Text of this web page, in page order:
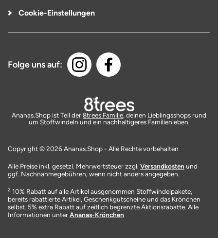
Cookie-Einstellungen
Folge uns auf:
Ananas.Shop ist Teil der8trees Familie, deinen Lieblingsshops rund
um Stoffwindeln und ein nachhaltigeres Familienleben.
Copyright © 2026 Ananas.Shop - Alle Rechte vorbehalten
Alle Preise inkl. gesetzl. Mehrwertsteuer zzgl. Versandkosten und
ggf. Nachnahmegebühren, wenn nicht anders angegeben.
2 10% Rabatt auf alle Artikel ausgenommen Stoffwindelpakete,
bereits rabattierte Artikel, Geschenkgutscheine und das Krönchen
selbst. 5% extra Rabatt auf zeitlich begrenzte Aktionsrabatte. Alle
Informationen unterAnanas-Krönchen